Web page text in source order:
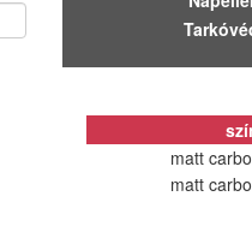
matt
matt